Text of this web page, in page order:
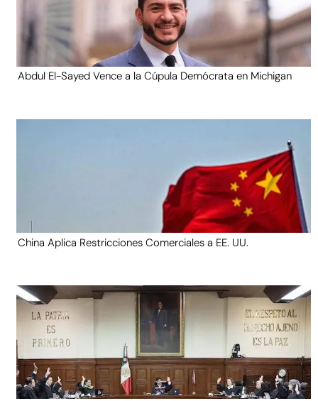
Abdul El-Sayed Vence a la Cúpula Demócrata en Michigan
China Aplica Restricciones Comerciales a EE. UU.